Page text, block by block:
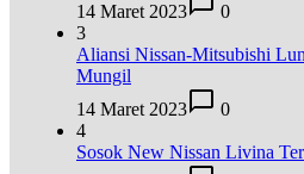
14 Maret 2023
0
3
Aliansi Nissan-Mitsubishi
Mungil
14 Maret 2023
0
4
Sosok New Nissan Livina